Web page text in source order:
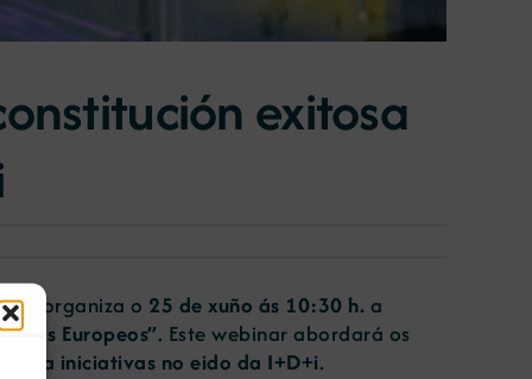
exitosa
organiza o 25 de xuño ás 10:30 h. a
Europeos”. Este webinar abordará os
para iniciativas no eido da I+D+i.